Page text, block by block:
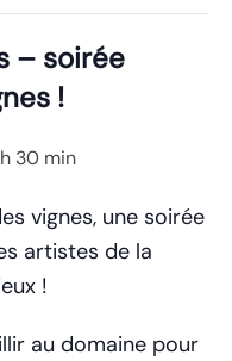
– soirée
!
30 min
vignes, une soirée
artistes de la
!
au domaine pour